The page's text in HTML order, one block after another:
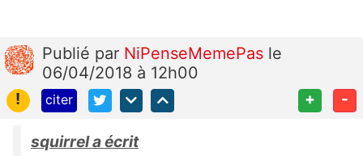
Publié par NiPenseMemePas le
06/04/2018 à 12h00
!
citer + -
squirrel a écrit